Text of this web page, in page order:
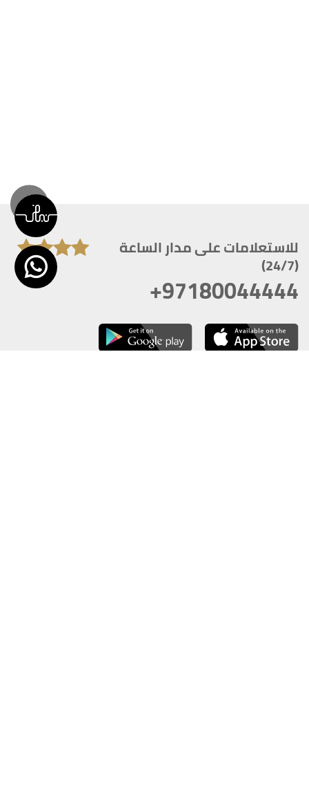
للاستعلامات على مدار الساعة
(24/7)
+97180044444